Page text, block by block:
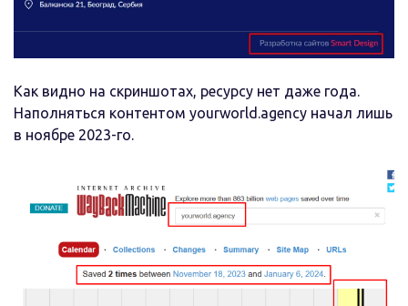
Как видно на скриншотах, ресурсу нет даже года.
Наполняться контентом yourworld.agency начал лишь
в ноябре 2023-го.